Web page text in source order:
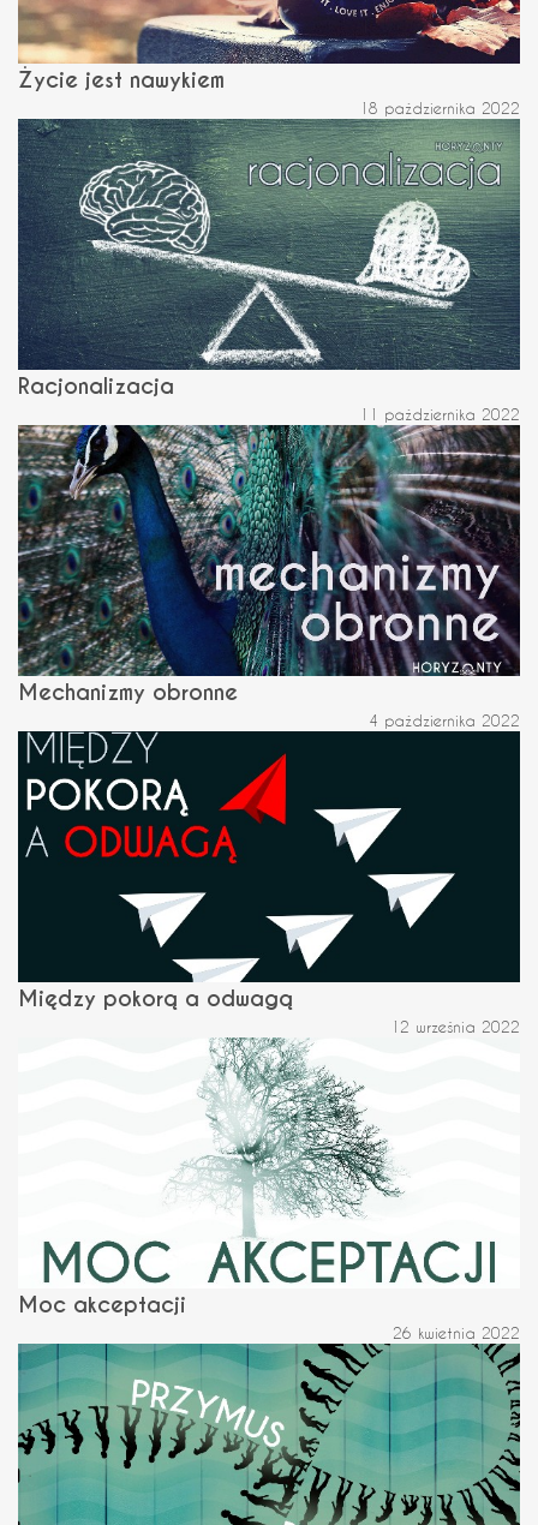
Życie jest nawykiem
18 października 2022
Racjonalizacja
11 października 2022
Mechanizmy obronne
4 października 2022
Między pokorą a odwagą
12 września 2022
Moc akceptacji
26 kwietnia 2022